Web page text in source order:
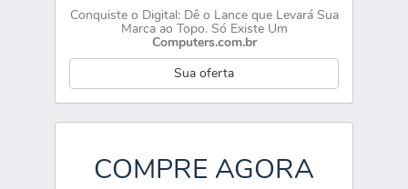
Conquiste o Digital: Dê o Lance que Levará Sua
Marca ao Topo. Só Existe Um
Computers.com.br
Sua oferta
COMPRE AGORA